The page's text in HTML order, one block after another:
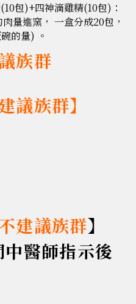
包)+四神滴雞精(10包)：
量進窯， 一盒分成20包，
的量) 。
族群
議族群】
建議族群】
醫師指示後